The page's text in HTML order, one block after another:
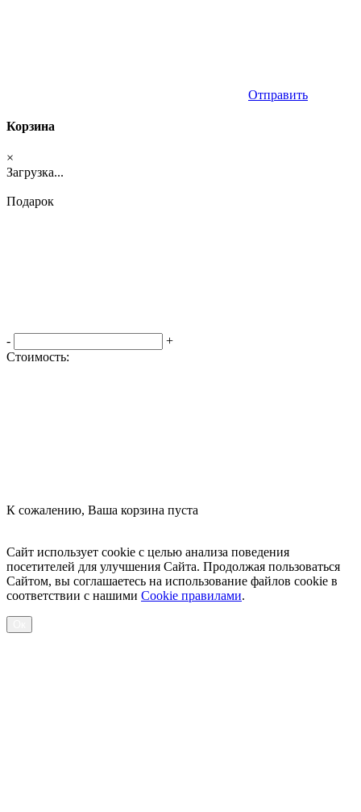
Отправить
Корзина
×
Загрузка...
Подарок
-
+
Стоимость:
К сожалению, Ваша корзина пуста
Сайт использует cookie с целью анализа поведения
посетителей для улучшения Сайта. Продолжая пользоваться
Сайтом, вы соглашаетесь на использование файлов cookie в
соответствии с нашими Cookiе правилами.